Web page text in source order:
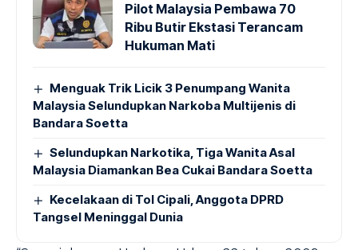
Pilot Malaysia Pembawa 70
Ribu Butir Ekstasi Terancam
Hukuman Mati
Menguak Trik Licik 3 Penumpang Wanita
Malaysia Selundupkan Narkoba Multijenis di
Bandara Soetta
Selundupkan Narkotika, Tiga Wanita Asal
Malaysia Diamankan Bea Cukai Bandara Soetta
Kecelakaan di Tol Cipali, Anggota DPRD
Tangsel Meninggal Dunia